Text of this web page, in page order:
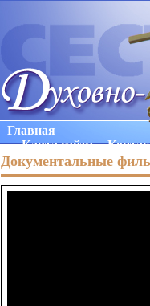
Главная
Карта сайта
Документальные